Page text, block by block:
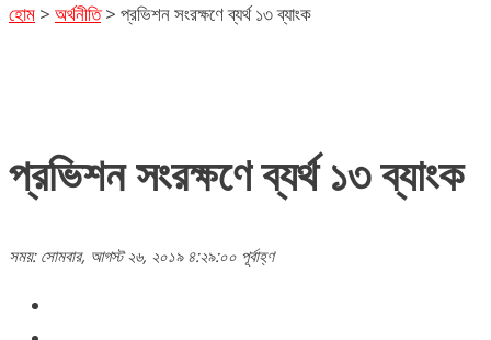
হোম > অর্থনীতি > প্রভিশন সংরক্ষণে ব্যর্থ ১৩ ব্যাংক
প্রভিশন সংরক্ষণে ব্যর্থ ১৩ ব্যাংক
সময়: সোমবার, আগস্ট ২৬, ২০১৯ ৪:২৯:০০ পূর্বাহ্ণ